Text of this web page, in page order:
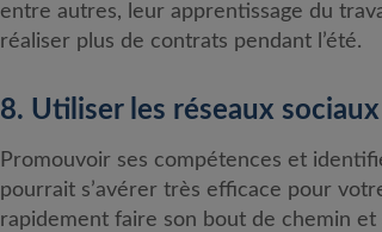
entre autres, leur apprentissage du
réaliser plus de contrats pendant l’été.
8. Utiliser les réseaux
Promouvoir ses compétences et
pourrait s’avérer très efficace pour
rapidement faire son bout de chemin